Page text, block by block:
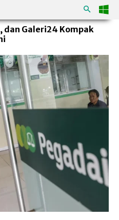
dan Galeri24 Kompak